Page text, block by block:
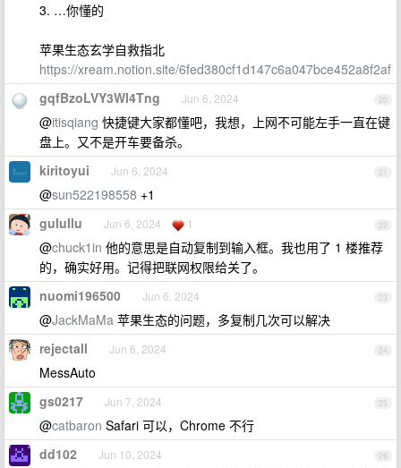
3. …你懂的
苹果生态玄学自救指北
https://xream.notion.site/6fed380cf1d147c6a047bce452a8f2af
20
gqfBzoLVY3Wl4Tng Jun 6, 2024
@itisqiang 快捷键大家都懂吧，我想，上网不可能左手一直在键
盘上。又不是开车要备杀。
21
kiritoyui Jun 6, 2024
@sun522198558 +1
22
gulullu Jun 6, 2024 1
@chuck1in 他的意思是自动复制到输入框。我也用了 1 楼推荐
的，确实好用。记得把联网权限给关了。
23
nuomi196500 Jun 6, 2024
@JackMaMa 苹果生态的问题，多复制几次可以解决
24
rejectall Jun 6, 2024
MessAuto
25
gs0217 Jun 7, 2024
@catbaron Safari 可以，Chrome 不行
26
dd102 Jun 10, 2024